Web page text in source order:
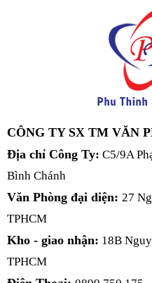
CÔNG TY SX TM VĂN
Địa chỉ Công Ty: C5/9A
Bình Chánh
Văn Phòng đại diện: 27
TPHCM
Kho - giao nhận: 18B
TPHCM